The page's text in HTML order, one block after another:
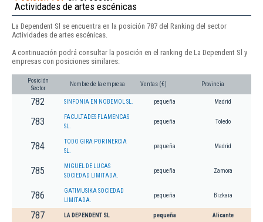
Actividades de artes escénicas
La Dependent Sl se encuentra en la posición 787 del Ranking del sector
Actividades de artes escénicas.
A continuación podrá consultar la posición en el ranking de La Dependent Sl y
empresas con posiciones similares:
Posición
Sector
Nombre de la empresa Ventas (€) Provincia
782 SINFONIA EN NOBEMOL SL. pequeña Madrid
783
FACULTADES FLAMENCAS
SL.
pequeña Toledo
784
TODO GIRA POR INERCIA
SL.
pequeña Madrid
785
MIGUEL DE LUCAS
SOCIEDAD LIMITADA.
pequeña Zamora
786
GATIMUSIKA SOCIEDAD
LIMITADA.
pequeña Bizkaia
787 LA DEPENDENT SL pequeña Alicante